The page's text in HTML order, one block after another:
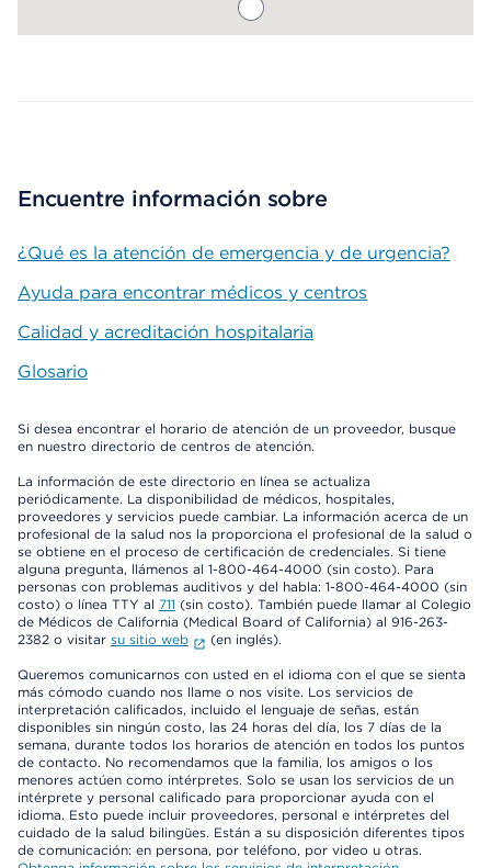
Encuentre información sobre
¿Qué es la atención de emergencia y de urgencia?
Ayuda para encontrar médicos y centros
Calidad y acreditación hospitalaria
Glosario
Si desea encontrar el horario de atención de un proveedor, busque
en nuestro directorio de centros de atención.
La información de este directorio en línea se actualiza
periódicamente. La disponibilidad de médicos, hospitales,
proveedores y servicios puede cambiar. La información acerca de un
profesional de la salud nos la proporciona el profesional de la salud o
se obtiene en el proceso de certificación de credenciales. Si tiene
alguna pregunta, llámenos al 1-800-464-4000 (sin costo). Para
personas con problemas auditivos y del habla: 1-800-464-4000 (sin
costo) o línea TTY al 711 (sin costo). También puede llamar al Colegio
de Médicos de California (Medical Board of California) al 916-263-
2382 o visitar su sitio web (en inglés).
Queremos comunicarnos con usted en el idioma con el que se sienta
más cómodo cuando nos llame o nos visite. Los servicios de
interpretación calificados, incluido el lenguaje de señas, están
disponibles sin ningún costo, las 24 horas del día, los 7 días de la
semana, durante todos los horarios de atención en todos los puntos
de contacto. No recomendamos que la familia, los amigos o los
menores actúen como intérpretes. Solo se usan los servicios de un
intérprete y personal calificado para proporcionar ayuda con el
idioma. Esto puede incluir proveedores, personal e intérpretes del
cuidado de la salud bilingües. Están a su disposición diferentes tipos
de comunicación: en persona, por teléfono, por video u otras.